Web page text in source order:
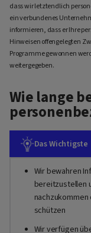
dass wir letztendlich
ein verbundenes
informieren, dass er Ihre
Hinweisen offengelegten
Programme gewonnen
weitergegeben.
Wie lange
Das Wichtigste
Wir bewahren
bereitzustellen
schützen
Wir verfügen